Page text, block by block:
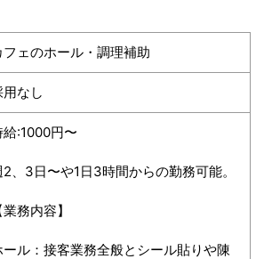
フェのホール・調理補助
用なし
給:1000円〜
2、3日〜や1日3時間からの勤務可能。
業務内容】
ール：接客業務全般とシール貼りや陳